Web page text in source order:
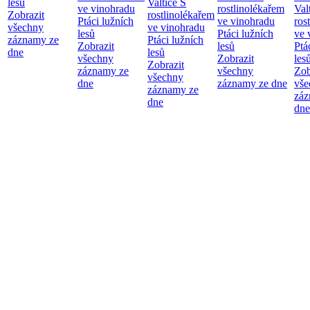
Zobrazit
všechny
záznamy ze
dne
ve vinohradu
Ptáci lužních
lesů
Zobrazit
všechny
záznamy ze
dne
rostlinolékařem
ve vinohradu
Ptáci lužních
lesů
Zobrazit
všechny
záznamy ze
dne
rostlinolékařem
ve vinohradu
Ptáci lužních
lesů
Zobrazit
všechny
záznamy ze dne
ve
dne